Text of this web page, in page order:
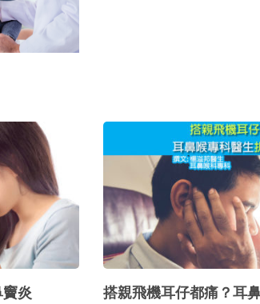
炎
搭親飛機耳仔都痛？耳